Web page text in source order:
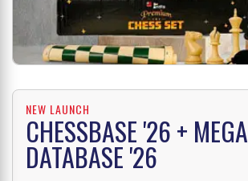
NEW LAUNCH
CHESSBASE '26 + MEGA
DATABASE '26